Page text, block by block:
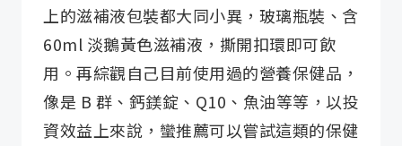
上的滋補液包裝都大同小異，玻璃瓶裝、含
60ml 淡鵝黃色滋補液，撕開扣環即可飲
用。再綜觀自己目前使用過的營養保健品，
像是 B 群、鈣鎂錠、Q10、魚油等等，以投
資效益上來說，蠻推薦可以嘗試這類的保健